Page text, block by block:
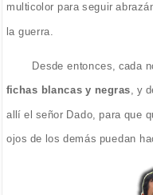
multicolor para seguir
la guerra.
Desde entonces, cada
fichas blancas y negras , y
allí el señor Dado, para que
ojos de los demás puedan